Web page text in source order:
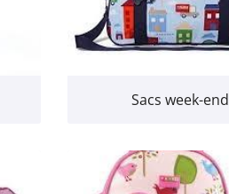
Sacs week-end